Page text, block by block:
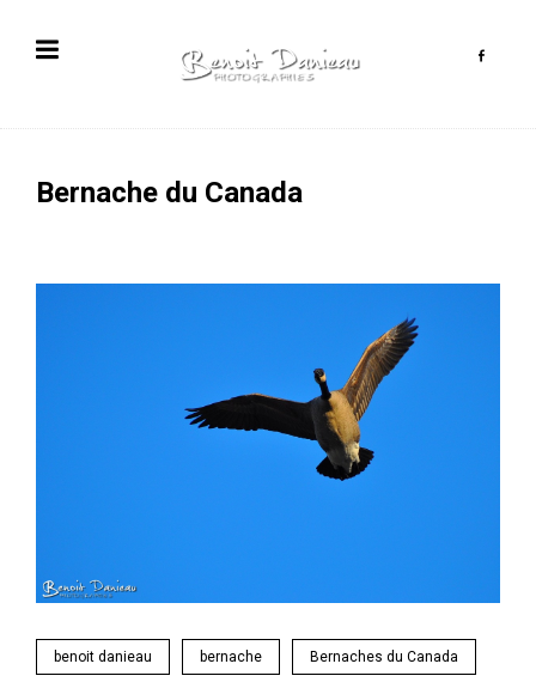
Bernache du Canada
benoit danieau bernache Bernaches du Canada